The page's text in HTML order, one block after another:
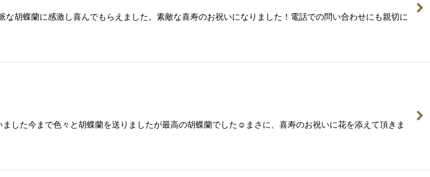
胡蝶蘭に感激し喜んでもらえました。素敵な喜寿のお祝いになりました！電話での問い合わせにも親切に
た今まで色々と胡蝶蘭を送りましたが最高の胡蝶蘭でした☺まさに、喜寿のお祝いに花を添えて頂きま